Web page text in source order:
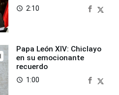
access_time 2:10
Papa León XIV: Chiclayo
en su emocionante
recuerdo
access_time 1:00